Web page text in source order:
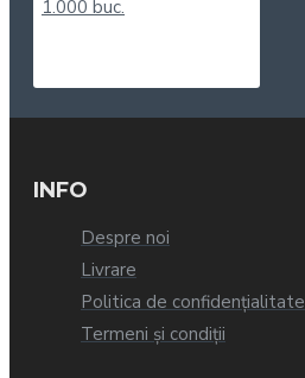
INFO
Despre noi
Livrare
Politica de confidențialitate
Termeni și condiții